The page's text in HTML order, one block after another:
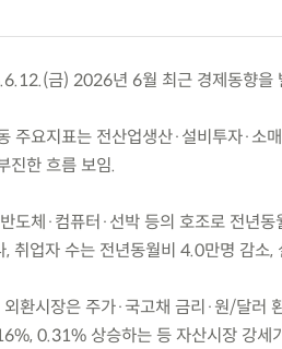
금) 2026년 6월 최근 경제동향을
주요지표는 전산업생산·설비투자·소
진한 흐름 보임.
도체·컴퓨터·선박 등의 호조로 전년
, 취업자 수는 전년동월비 4.0만명 감소
환시장은 주가·국고채 금리·원/달러
0.31% 상승하는 등 자산시장 강세